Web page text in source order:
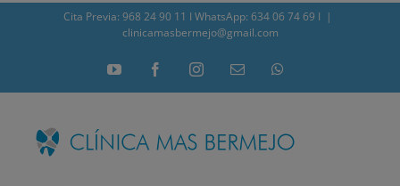
Cita Previa: 968 24 90 11 I WhatsApp: 634 06 74 69 I |
clinicamasbermejo@gmail.com
YouTube FacebookInstagramCorreo